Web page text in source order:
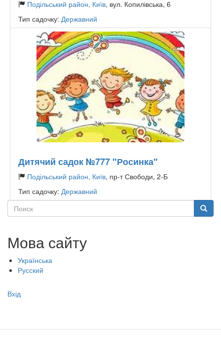
Подільський район, Київ, вул. Копилівська, 6
Тип садочку: Державний
Дитячий садок №777 "Росинка"
Подільський район, Київ, пр-т Свободи, 2-Б
Тип садочку: Державний
Поиск
Поиск
Мова сайту
Українська
Русский
Меню
записи
Вхід